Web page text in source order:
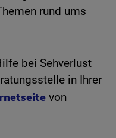
rund ums
bei Sehverlust
in Ihrer
von